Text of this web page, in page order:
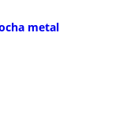
metal